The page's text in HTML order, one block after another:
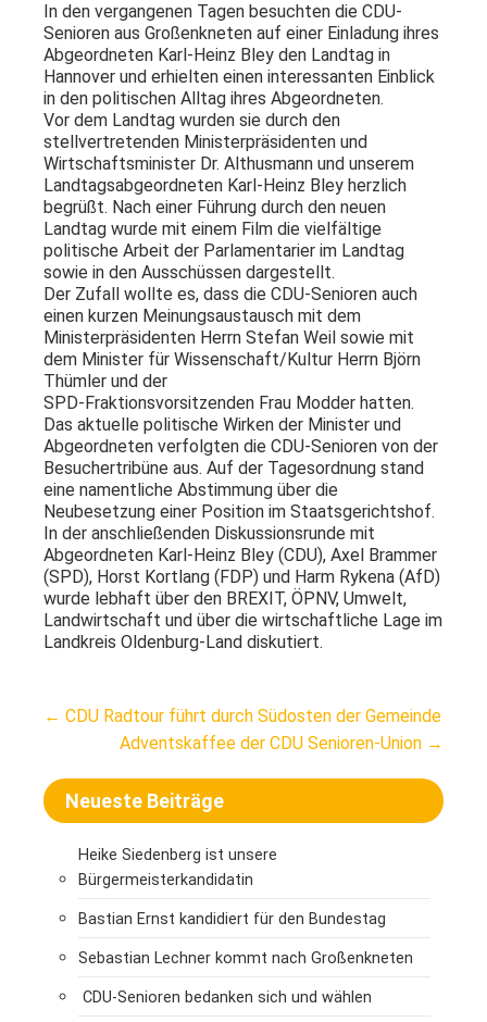
In den vergangenen Tagen besuchten die CDU-
Senioren aus Großenkneten auf einer Einladung ihres
Abgeordneten Karl-Heinz Bley den Landtag in
Hannover und erhielten einen interessanten Einblick
in den politischen Alltag ihres Abgeordneten.
Vor dem Landtag wurden sie durch den
stellvertretenden Ministerpräsidenten und
Wirtschaftsminister Dr. Althusmann und unserem
Landtagsabgeordneten Karl-Heinz Bley herzlich
begrüßt. Nach einer Führung durch den neuen
Landtag wurde mit einem Film die vielfältige
politische Arbeit der Parlamentarier im Landtag
sowie in den Ausschüssen dargestellt.
Der Zufall wollte es, dass die CDU-Senioren auch
einen kurzen Meinungsaustausch mit dem
Ministerpräsidenten Herrn Stefan Weil sowie mit
dem Minister für Wissenschaft/Kultur Herrn Björn
Thümler und der
SPD-Fraktionsvorsitzenden Frau Modder hatten.
Das aktuelle politische Wirken der Minister und
Abgeordneten verfolgten die CDU-Senioren von der
Besuchertribüne aus. Auf der Tagesordnung stand
eine namentliche Abstimmung über die
Neubesetzung einer Position im Staatsgerichtshof.
In der anschließenden Diskussionsrunde mit
Abgeordneten Karl-Heinz Bley (CDU), Axel Brammer
(SPD), Horst Kortlang (FDP) und Harm Rykena (AfD)
wurde lebhaft über den BREXIT, ÖPNV, Umwelt,
Landwirtschaft und über die wirtschaftliche Lage im
Landkreis Oldenburg-Land diskutiert.
Post
navigation
← CDU Radtour führt durch Südosten der Gemeinde
Adventskaffee der CDU Senioren-Union →
Neueste Beiträge
Heike Siedenberg ist unsere
Bürgermeisterkandidatin
Bastian Ernst kandidiert für den Bundestag
Sebastian Lechner kommt nach Großenkneten
CDU-Senioren bedanken sich und wählen